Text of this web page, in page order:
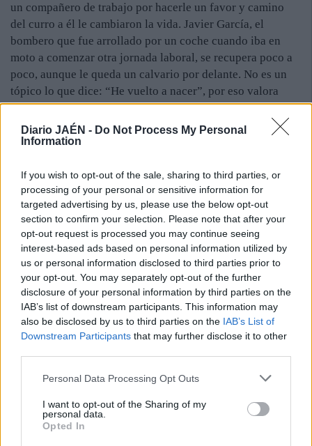
Diario JAÉN - Do Not Process My Personal
Information
If you wish to opt-out of the sale, sharing to third parties, or
processing of your personal or sensitive information for
targeted advertising by us, please use the below opt-out
section to confirm your selection. Please note that after your
opt-out request is processed you may continue seeing
interest-based ads based on personal information utilized by
us or personal information disclosed to third parties prior to
your opt-out. You may separately opt-out of the further
disclosure of your personal information by third parties on the
IAB’s list of downstream participants. This information may
also be disclosed by us to third parties on the IAB’s List of
Downstream Participants that may further disclose it to other
Personal Data Processing Opt Outs
I want to opt-out of the Sharing of my
personal data.
Opted In
un compañero de trabajo por hacerle un favor y camino
del curro a él le cambiaron la vida. Javier García, el
bombero que fue arrollado por un coche cuando iba en
moto a comenzar otra jornada laboral, se recupera poco a
poco, aunque le queda un calvario por delante. No es un
tópico lo que dice: “He vuelto a nacer”, por eso valora
hasta el infinito todas las muestras de cariño que recibe
desde el primer momento y que lo están dejando
sorprendido. Empezando por su jefe directo de Servicio,
para estar con él desde el primer momento, hasta sus
compañeros del cuerpo o el personal sanitario del hospital.
Javier llevaba apenas dos meses aquí y, aunque todo haya
sido a raíz de un accidente, ya sabe que en Jaén hay buena
gente. Tan buena como él.